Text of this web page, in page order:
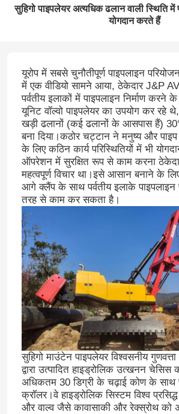
सुहिगो पाइपलेयर अत्यधिक ढलान वाली स्थिति में
योगदान करते हैं
यूरोप में सबसे चुनौतीपूर्ण पाइपलाइन
में एक वीडियो सामने आया, ठेकेदार J&P
पर्वतीय इलाकों में पाइपलाइन निर्माण करने
यूनिट वॉल्वो पाइपलेयर का उपयोग कर रहे
खड़ी ढलानों (कई ढलानों के आसपास हैं)
बना दिया।कठोर चट्टान ने मनुष्य और पाइप
के लिए कठिन कार्य परिस्थितियों में भी
ऑपरेशन में सुरक्षित रूप से काम करना
महत्वपूर्ण विचार था।इसे आसान बनाने के
आगे क्लैंप के साथ पर्वतीय इलाके पाइपलाइन
तरह से काम कर सकता है।
सुहिगो माउंटेन पाइपलेयर विश्वसनीय गुणवत्ता
द्वारा उत्पादित हाइड्रोलिक उत्खनन चेसिस
अधिकतम 30 डिग्री के चढ़ाई कोण के साथ
क्रॉलर।वे हाइड्रोलिक सिस्टम विश्व
और वाल्व जैसे कावासाकी और रेक्स्रोथ को